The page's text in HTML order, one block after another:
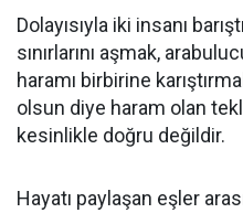
Dolayısıyla iki insanı
sınırlarını aşmak,
haramı birbirine
olsun diye haram olan
kesinlikle doğru değildir.
Hayatı paylaşan eşler